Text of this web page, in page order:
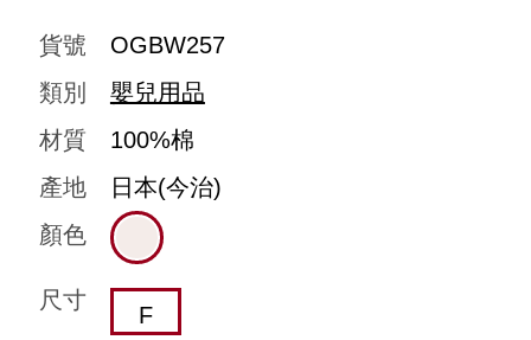
貨號
OGBW257
類別
嬰兒用品
材質
100%棉
產地
日本(今治)
顏色
尺寸
F